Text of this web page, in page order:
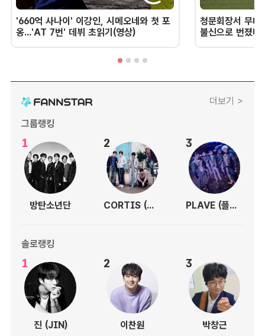
'660억 사나이' 이강인, 시메오네와 첫 포
옹...'AT 7번' 데뷔 초읽기(영상)
청문회장서 무너
불신으로 번졌
더보기 >
그룹랭킹
1
방탄소년단
2
CORTIS (코르티스)
3
PLAVE (플레이브)
솔로랭킹
1
진 (JIN)
2
이찬원
3
박창근